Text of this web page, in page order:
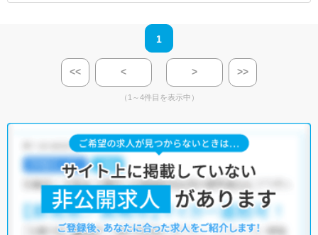
1
<< < > >>
（1～4件目を表示中）